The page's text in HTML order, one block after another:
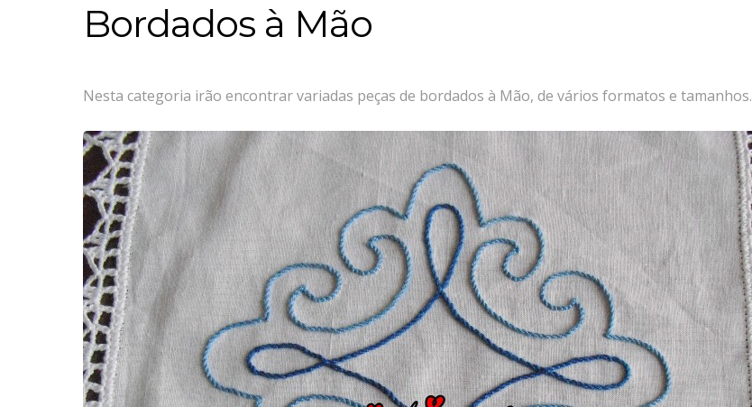
Bordados à Mão
Nesta categoria irão encontrar variadas peças de bordados à Mão, de vários formatos e tamanhos.